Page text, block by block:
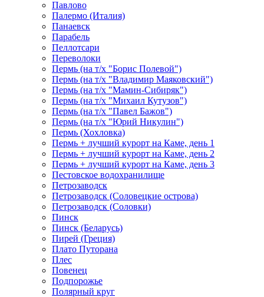
Павлово
Палермо (Италия)
Панаевск
Парабель
Пеллотсари
Переволоки
Пермь (на т/х "Борис Полевой")
Пермь (на т/х "Владимир Маяковский")
Пермь (на т/х "Мамин-Сибиряк")
Пермь (на т/х "Михаил Кутузов")
Пермь (на т/х "Павел Бажов")
Пермь (на т/х "Юрий Никулин")
Пермь (Хохловка)
Пермь + лучший курорт на Каме, день 1
Пермь + лучший курорт на Каме, день 2
Пермь + лучший курорт на Каме, день 3
Пестовское водохранилище
Петрозаводск
Петрозаводск (Соловецкие острова)
Петрозаводск (Соловки)
Пинск
Пинск (Беларусь)
Пирей (Греция)
Плато Путорана
Плес
Повенец
Подпорожье
Полярный круг